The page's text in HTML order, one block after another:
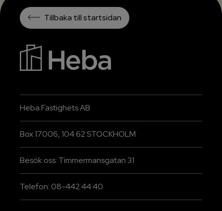
Tillbaka till startsidan
Heba Fastighets AB
Box 17006, 104 62 STOCKHOLM
Besök oss: Timmermansgatan 31
Telefon: 08-442 44 40